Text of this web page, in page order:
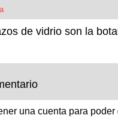
de vidrio son la
una cuenta para